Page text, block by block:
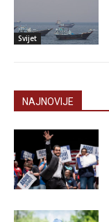
Svijet
NAJNOVIJE